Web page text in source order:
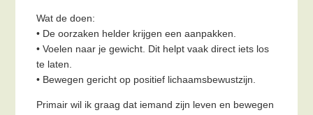
Wat de doen:
• De oorzaken helder krijgen een aanpakken.
• Voelen naar je gewicht. Dit helpt vaak direct iets los
te laten.
• Bewegen gericht op positief lichaamsbewustzijn.
Primair wil ik graag dat iemand zijn leven en bewegen